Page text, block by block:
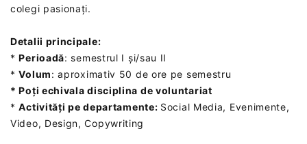
colegi pasionați.
Detalii principale:
*Perioadă: semestrul I și/sau II
*Volum: aproximativ 50 de ore pe semestru
* Poți echivala disciplina de voluntariat
*Activități pe departamente: Social Media, Evenimente,
Video, Design, Copywriting